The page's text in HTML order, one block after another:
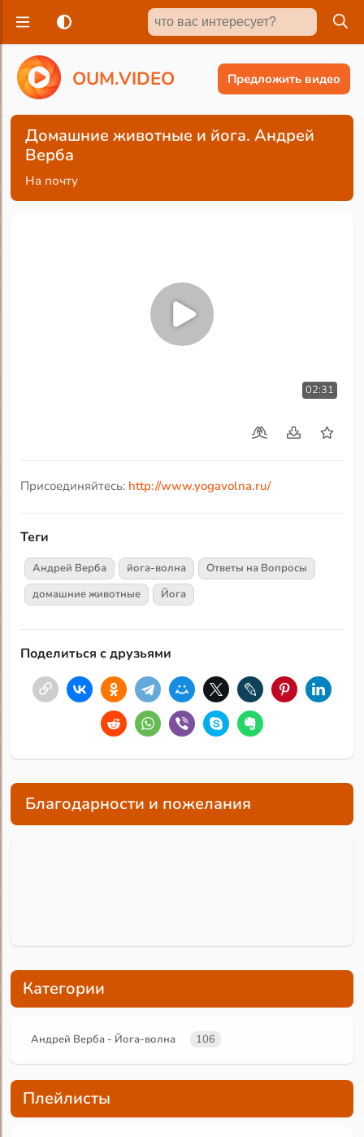
OUM.VIDEO Предложить видео
Домашние животные и йога. Андрей
Верба
На почту
02:31
Присоединяйтесь: http://www.yogavolna.ru/
Теги
Андрей Верба йога-волна
Ответы на Вопросы
домашние животные
Йога
Поделиться с друзьями
Благодарности и пожелания
Категории
Андрей Верба - Йога-волна 106
Плейлисты